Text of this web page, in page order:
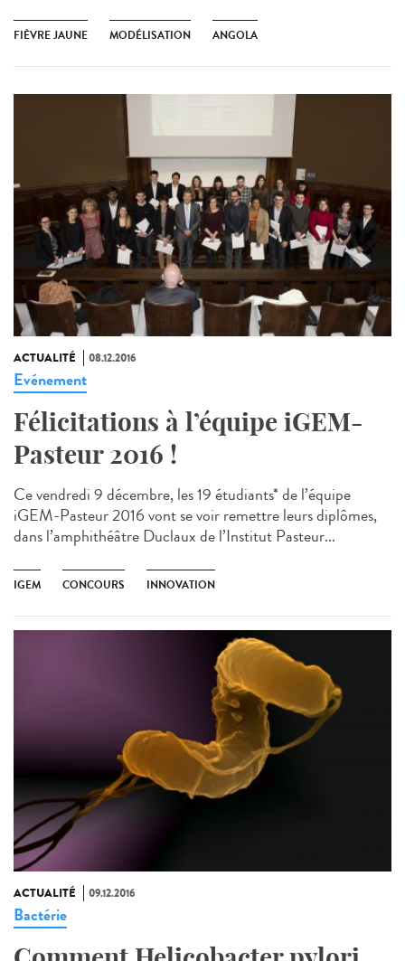
FIÈVRE JAUNE MODÉLISATION ANGOLA
ACTUALITÉ 08.12.2016
Evénement
Félicitations à l’équipe iGEM-
Pasteur 2016 !
Ce vendredi 9 décembre, les 19 étudiants* de l’équipe
iGEM-Pasteur 2016 vont se voir remettre leurs diplômes,
dans l’amphithéâtre Duclaux de l’Institut Pasteur...
IGEM CONCOURS INNOVATION
ACTUALITÉ 09.12.2016
Bactérie